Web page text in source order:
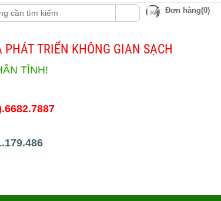
Đơn hàng(0)
TRIỂN KHÔNG GIAN SẠCH
TÌNH!